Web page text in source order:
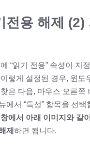
전용 해제 (2)
“읽기 전용” 속성이 지
렇게 설정된 경우, 윈도
은 다음, 마우스 오른쪽
에서 “특성” 항목을 선택
에서 아래 이미지와 같
제 하면 됩니다.